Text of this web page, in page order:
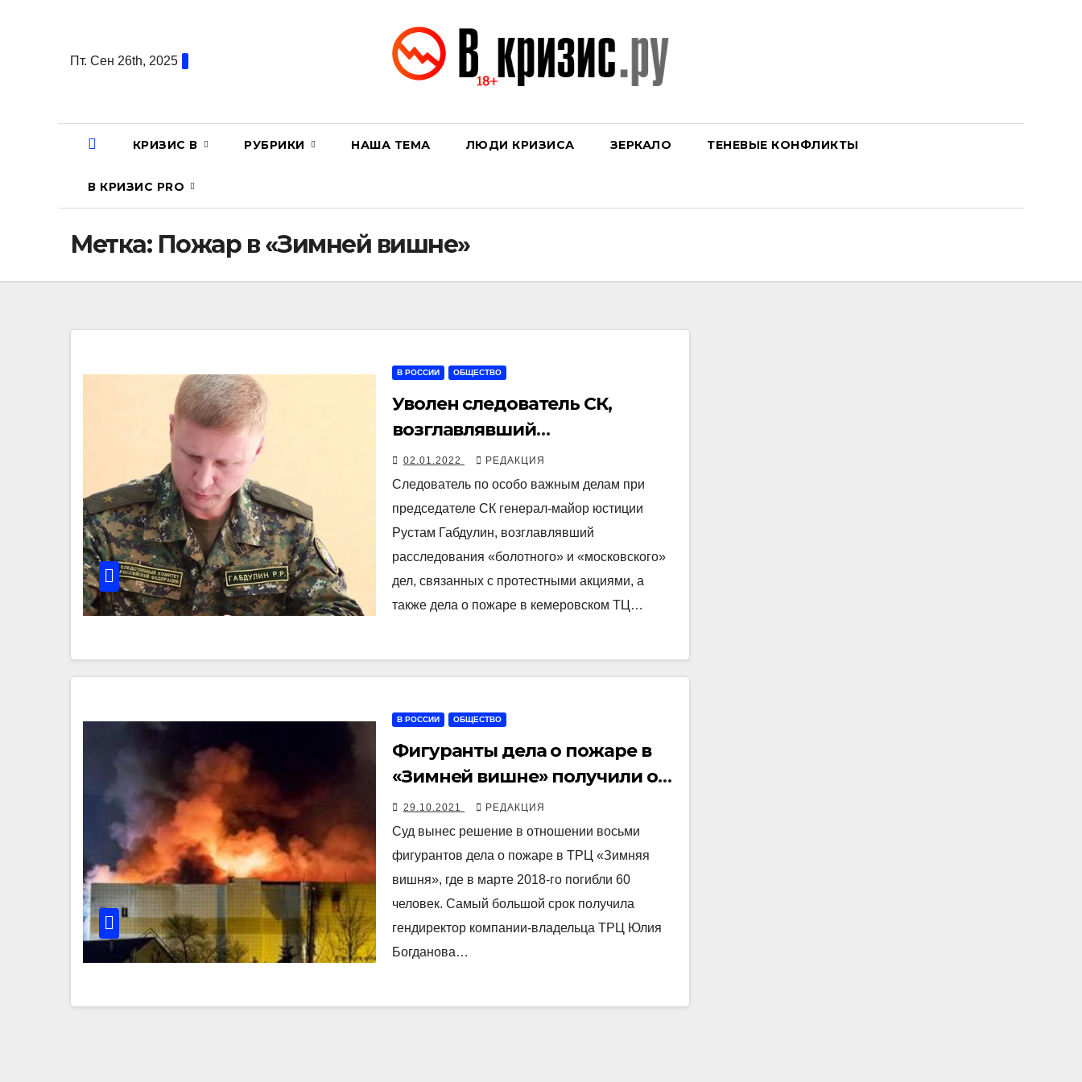
содержаниюПт. Сен 26th, 2025
КРИЗИС В РУБРИКИ НАША ТЕМА ЛЮДИ КРИЗИСА ЗЕРКАЛО ТЕНЕВЫЕ КОНФЛИКТЫ
В КРИЗИС PRO
Метка: Пожар в «Зимней вишне»
В РОССИИ ОБЩЕСТВО
Уволен следователь СК,
возглавлявший
расследования «болотного» и
«московского» дел
02.01.2022 РЕДАКЦИЯ
Следователь по особо важным делам при
председателе СК генерал-майор юстиции
Рустам Габдулин, возглавлявший
расследования «болотного» и «московского»
дел, связанных с протестными акциями, а
также дела о пожаре в кемеровском ТЦ…
В РОССИИ ОБЩЕСТВО
Фигуранты дела о пожаре в
«Зимней вишне» получили от
5 до 14 лет колонии
29.10.2021 РЕДАКЦИЯ
Суд вынес решение в отношении восьми
фигурантов дела о пожаре в ТРЦ «Зимняя
вишня», где в марте 2018-го погибли 60
человек. Самый большой срок получила
гендиректор компании-владельца ТРЦ Юлия
Богданова…